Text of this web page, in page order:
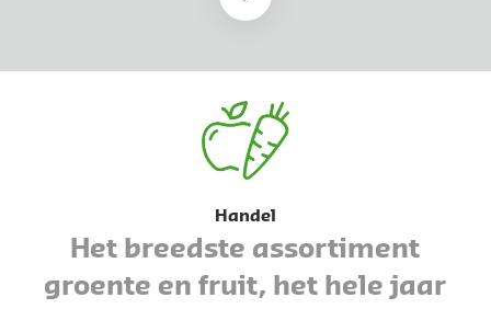
Handel
Het breedste assortiment
groente en fruit, het hele jaar